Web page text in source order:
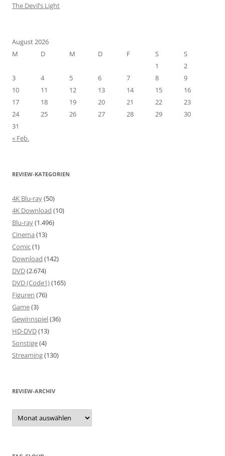
The Devil’s Light
August 2026
M
D M D F S
S
1
2
3
4 5 6 7 8
9
10
11 12 13 14 15
16
17
18 19 20 21 22
23
24
25 26 27 28 29
30
31
« Feb.
REVIEW-KATEGORIEN
4K Blu-ray(50)
4K Download (10)
Blu-ray(1.496)
Cinema (13)
Comic(1)
Download (142)
DVD(2.674)
DVD (Code1)(165)
Figuren (76)
Game(3)
Gewinnspiel(36)
HD-DVD(13)
Sonstige(4)
Streaming(130)
REVIEW-ARCHIV
Review-
Archiv